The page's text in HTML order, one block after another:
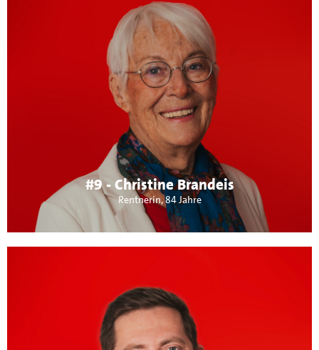
#9 - Christine Brandeis
Rentnerin, 84 Jahre
Über mich:
Als Rentnerin und frühere Betriebsrätin bei der IBM liegt
mir vor allem die ältere Generation am Herzen.
Maichingen braucht mehr barriere-freie Wohnungen, mehr
Parkbänke und sanierte Spazierwege. Ich sehe, dass
insbesondere ältere Menschen immer einsamer werden,
sie brauchen unkomplizierte Unterstützung bei sich zu
Hause.
Über mich:
Ich bin 32 Jahre alt und wohne seit Juni 2023 in